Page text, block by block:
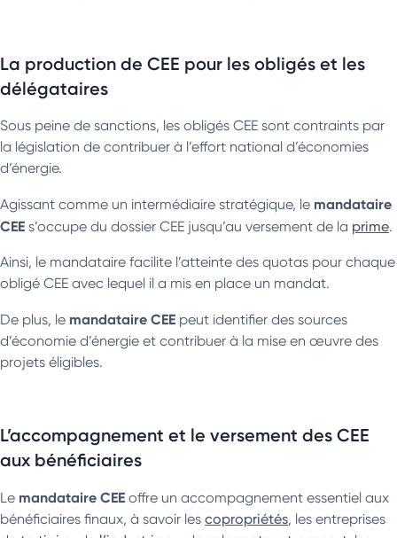
La production de CEE pour les obligés et les
délégataires
Sous peine de sanctions, les obligés CEE sont contraints par
la législation de contribuer à l’effort national d’économies
d’énergie.
Agissant comme un intermédiaire stratégique, le mandataire
CEE s’occupe du dossier CEE jusqu’au versement de la prime.
Ainsi, le mandataire facilite l’atteinte des quotas pour chaque
obligé CEE avec lequel il a mis en place un mandat.
De plus, le mandataire CEE peut identifier des sources
d’économie d’énergie et contribuer à la mise en œuvre des
projets éligibles.
L’accompagnement et le versement des CEE
aux bénéficiaires
Le mandataire CEE offre un accompagnement essentiel aux
bénéficiaires finaux, à savoir les copropriétés, les entreprises